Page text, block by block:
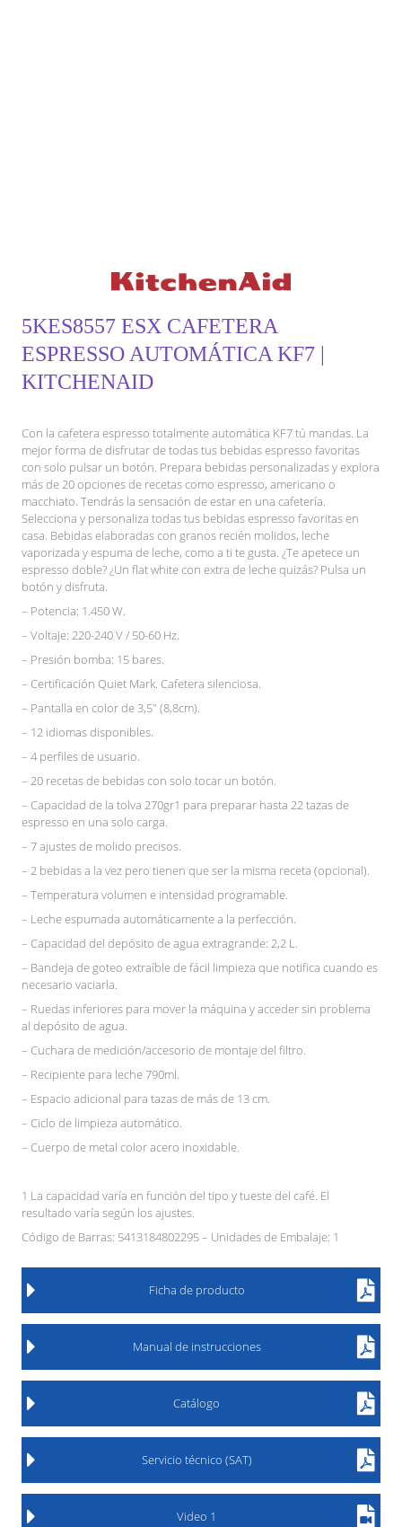
5KES8557 ESX CAFETERA
ESPRESSO AUTOMÁTICA KF7 |
KITCHENAID
Con la cafetera espresso totalmente automática KF7 tú mandas. La
mejor forma de disfrutar de todas tus bebidas espresso favoritas
con solo pulsar un botón. Prepara bebidas personalizadas y explora
más de 20 opciones de recetas como espresso, americano o
macchiato. Tendrás la sensación de estar en una cafetería.
Selecciona y personaliza todas tus bebidas espresso favoritas en
casa. Bebidas elaboradas con granos recién molidos, leche
vaporizada y espuma de leche, como a ti te gusta. ¿Te apetece un
espresso doble? ¿Un flat white con extra de leche quizás? Pulsa un
botón y disfruta.
– Potencia: 1.450 W.
– Voltaje: 220-240 V / 50-60 Hz.
– Presión bomba: 15 bares.
– Certificación Quiet Mark. Cafetera silenciosa.
– Pantalla en color de 3,5″ (8,8cm).
– 12 idiomas disponibles.
– 4 perfiles de usuario.
– 20 recetas de bebidas con solo tocar un botón.
– Capacidad de la tolva 270gr1 para preparar hasta 22 tazas de
espresso en una solo carga.
– 7 ajustes de molido precisos.
– 2 bebidas a la vez pero tienen que ser la misma receta (opcional).
– Temperatura volumen e intensidad programable.
– Leche espumada automáticamente a la perfección.
– Capacidad del depósito de agua extragrande: 2,2 L.
– Bandeja de goteo extraíble de fácil limpieza que notifica cuando es
necesario vaciarla.
– Ruedas inferiores para mover la máquina y acceder sin problema
al depósito de agua.
– Cuchara de medición/accesorio de montaje del filtro.
– Recipiente para leche 790ml.
– Espacio adicional para tazas de más de 13 cm.
– Ciclo de limpieza automático.
– Cuerpo de metal color acero inoxidable.
1 La capacidad varía en función del tipo y tueste del café. El
resultado varía según los ajustes.
Código de Barras: 5413184802295 – Unidades de Embalaje: 1
Ficha de producto
Manual de instrucciones
Catálogo
Servicio técnico (SAT)
Video 1